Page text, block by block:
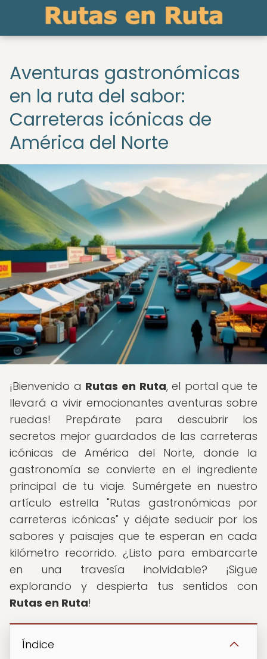
Aventuras gastronómicas
en la ruta del sabor:
Carreteras icónicas de
América del Norte
¡Bienvenido a Rutas en Ruta, el portal que te
llevará a vivir emocionantes aventuras sobre
ruedas! Prepárate para descubrir los
secretos mejor guardados de las carreteras
icónicas de América del Norte, donde la
gastronomía se convierte en el ingrediente
principal de tu viaje. Sumérgete en nuestro
artículo estrella "Rutas gastronómicas por
carreteras icónicas" y déjate seducir por los
sabores y paisajes que te esperan en cada
kilómetro recorrido. ¿Listo para embarcarte
en una travesía inolvidable? ¡Sigue
explorando y despierta tus sentidos con
Rutas en Ruta!
Índice